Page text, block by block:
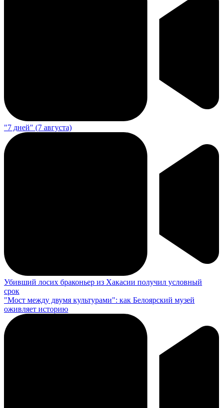
"7 дней" (7 августа)
Убивший лосих браконьер из Хакасии получил условный
срок
"Мост между двумя культурами": как Белоярский музей
оживляет историю